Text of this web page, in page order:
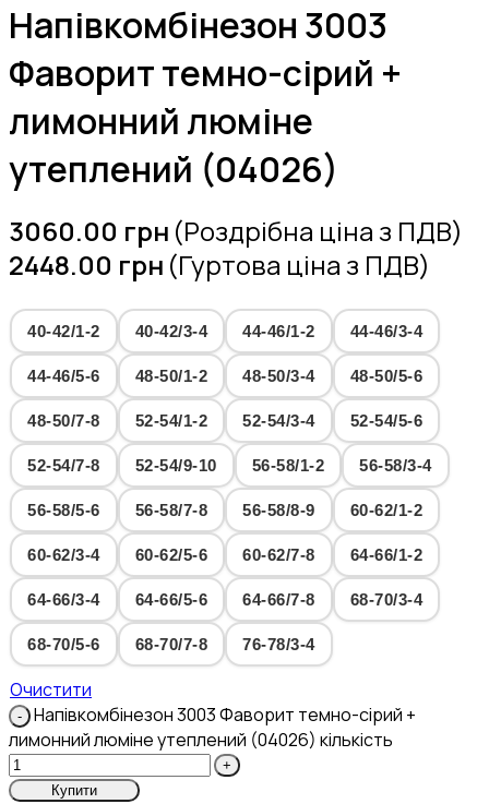
Напівкомбінезон 3003
Фаворит темно-сірий +
лимонний люміне
утеплений (04026)
3060.00 грн (Роздрібна ціна з ПДВ)
2448.00 грн (Гуртова ціна з ПДВ)
40-42/1-2 40-42/3-4 44-46/1-2 44-46/3-4
44-46/5-6 48-50/1-2 48-50/3-4 48-50/5-6
48-50/7-8 52-54/1-2 52-54/3-4 52-54/5-6
52-54/7-8 52-54/9-10 56-58/1-2 56-58/3-4
56-58/5-6 56-58/7-8 56-58/8-9 60-62/1-2
60-62/3-4 60-62/5-6 60-62/7-8 64-66/1-2
64-66/3-4 64-66/5-6 64-66/7-8 68-70/3-4
68-70/5-6 68-70/7-8 76-78/3-4
Очистити
Напівкомбінезон 3003 Фаворит темно-сірий +
лимонний люміне утеплений (04026) кількість
Купити